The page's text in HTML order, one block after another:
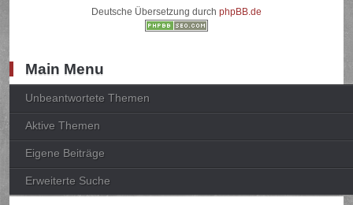
Deutsche Übersetzung durch phpBB.de
Main Menu
Unbeantwortete Themen
Aktive Themen
Eigene Beiträge
Erweiterte Suche